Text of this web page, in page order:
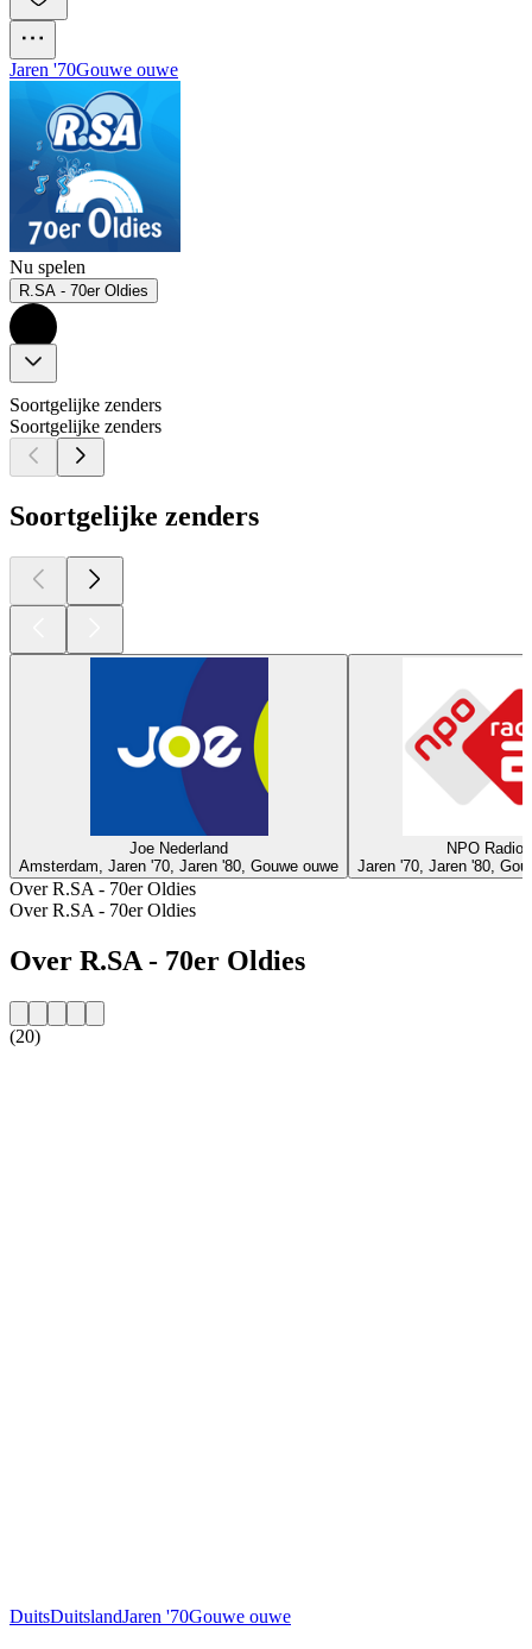
Jaren '70Gouwe ouwe
Nu spelen
R.SA - 70er Oldies
Soortgelijke zenders
Soortgelijke zenders
Soortgelijke zenders
Joe Nederland
Amsterdam, Jaren '70, Jaren '80, Gouwe ouwe
NPO Radio
Jaren '70, Jaren '80,
Over R.SA - 70er Oldies
Over R.SA - 70er Oldies
Over R.SA - 70er Oldies
(20)
DuitsDuitslandJaren '70Gouwe ouwe